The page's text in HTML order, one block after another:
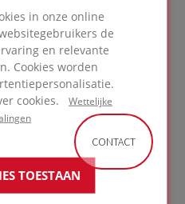
in onze online
de
en relevante
Cookies worden
cookies. Wettelijke
TOESTAAN
over
CONTACT